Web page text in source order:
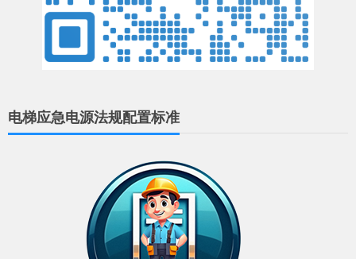
电梯应急电源法规配置标准